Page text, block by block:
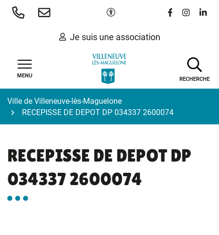
Aller
Paramètres d'accessibilité
Lien vers le
Lien vers
Lien
Je suis une association
MENU
RECHERCHE
Ville de Villeneuve-lès-Maguelone
RECEPISSE DE DEPOT DP 034337 2600074
RECEPISSE DE DEPOT DP
034337 2600074